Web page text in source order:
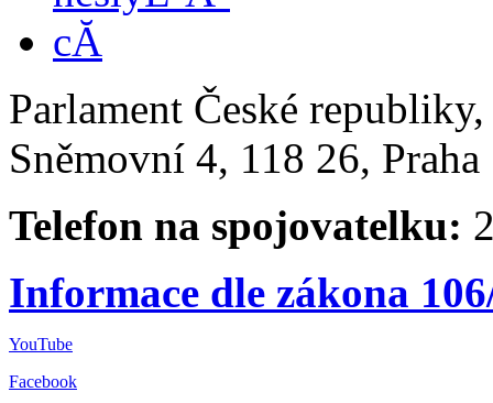
Parlament České
Sněmovní 4, 118 26,
Telefon na spojovatelku:
Informace dle zákona
YouTube
Facebook